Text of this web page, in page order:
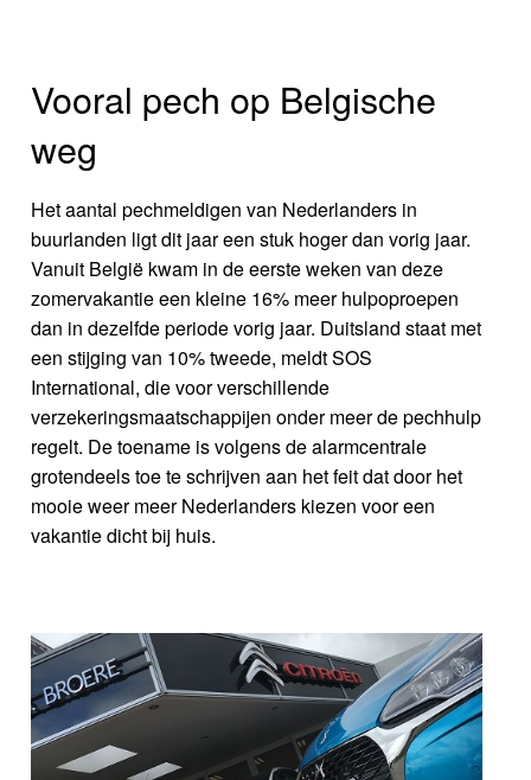
Vooral pech op Belgische
weg
Het aantal pechmeldigen van Nederlanders in
buurlanden ligt dit jaar een stuk hoger dan vorig jaar.
Vanuit België kwam in de eerste weken van deze
zomervakantie een kleine 16% meer hulpoproepen
dan in dezelfde periode vorig jaar. Duitsland staat met
een stijging van 10% tweede, meldt SOS
International, die voor verschillende
verzekeringsmaatschappijen onder meer de pechhulp
regelt. De toename is volgens de alarmcentrale
grotendeels toe te schrijven aan het feit dat door het
mooie weer meer Nederlanders kiezen voor een
vakantie dicht bij huis.